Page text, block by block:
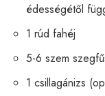
édességétől
1 rúd fahéj
5-6 szem
1 csillagánizs